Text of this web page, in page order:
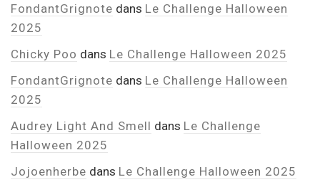
FondantGrignote dans Le Challenge Halloween
2025
Chicky Poo dans Le Challenge Halloween 2025
FondantGrignote dans Le Challenge Halloween
2025
Audrey Light And Smell dans Le Challenge
Halloween 2025
Jojoenherbe dans Le Challenge Halloween 2025